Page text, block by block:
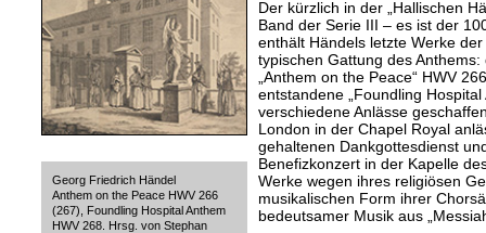
Georg Friedrich Händel
Anthem on the Peace HWV 266
(267), Foundling Hospital Anthem
HWV 268. Hrsg. von Stephan
Der kürzlich in der „Hallischen
Band der Serie III – es ist der
enthält Händels letzte Werke
typischen Gattung des
„Anthem on the Peace“ HWV
entstandene „Foundling
verschiedene Anlässe
London in der Chapel Royal
gehaltenen Dankgottesdienst
Benefizkonzert in der Kapelle
Werke wegen ihres religiösen
musikalischen Form ihrer
bedeutsamer Musik aus